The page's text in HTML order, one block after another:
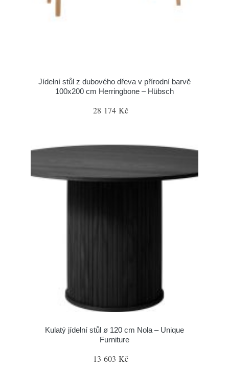
Jídelní stůl z dubového dřeva v přírodní barvě
100x200 cm Herringbone – Hübsch
28 174 Kč
Kulatý jídelní stůl ø 120 cm Nola – Unique
Furniture
13 603 Kč